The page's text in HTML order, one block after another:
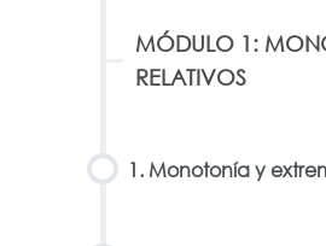
MÓDULO 1:
RELATIVOS
1. Monotonía y